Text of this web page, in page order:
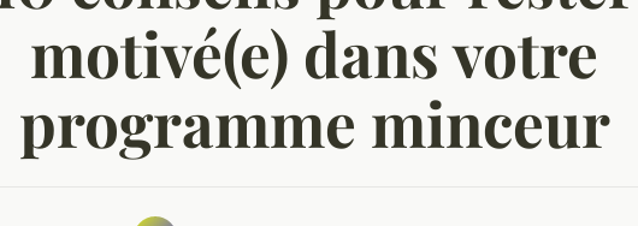
motivé(e) dans votre
programme minceur